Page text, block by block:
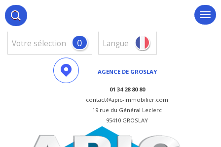
votre sélection 0 Langue
AGENCE DE GROSLAY
01 34 28 80 80
contact@apic-immobilier.com
19 rue du Général Leclerc
95410 GROSLAY